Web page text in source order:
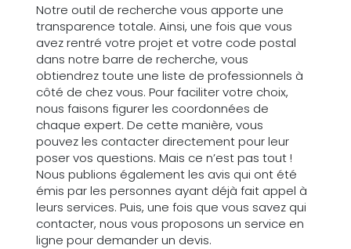
Notre outil de recherche vous apporte une
transparence totale. Ainsi, une fois que vous
avez rentré votre projet et votre code postal
dans notre barre de recherche, vous
obtiendrez toute une liste de professionnels à
côté de chez vous. Pour faciliter votre choix,
nous faisons figurer les coordonnées de
chaque expert. De cette manière, vous
pouvez les contacter directement pour leur
poser vos questions. Mais ce n’est pas tout !
Nous publions également les avis qui ont été
émis par les personnes ayant déjà fait appel à
leurs services. Puis, une fois que vous savez qui
contacter, nous vous proposons un service en
ligne pour demander un devis.